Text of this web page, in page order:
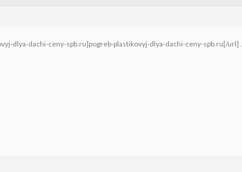
dlya-dachi-ceny-spb.ru]pogreb-plastikovyj-dlya-dachi-ceny-spb.ru[/url] .